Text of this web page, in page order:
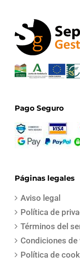
Pago Seguro
Páginas legales
Aviso legal
Política de
Términos del
Condiciones de
Política de